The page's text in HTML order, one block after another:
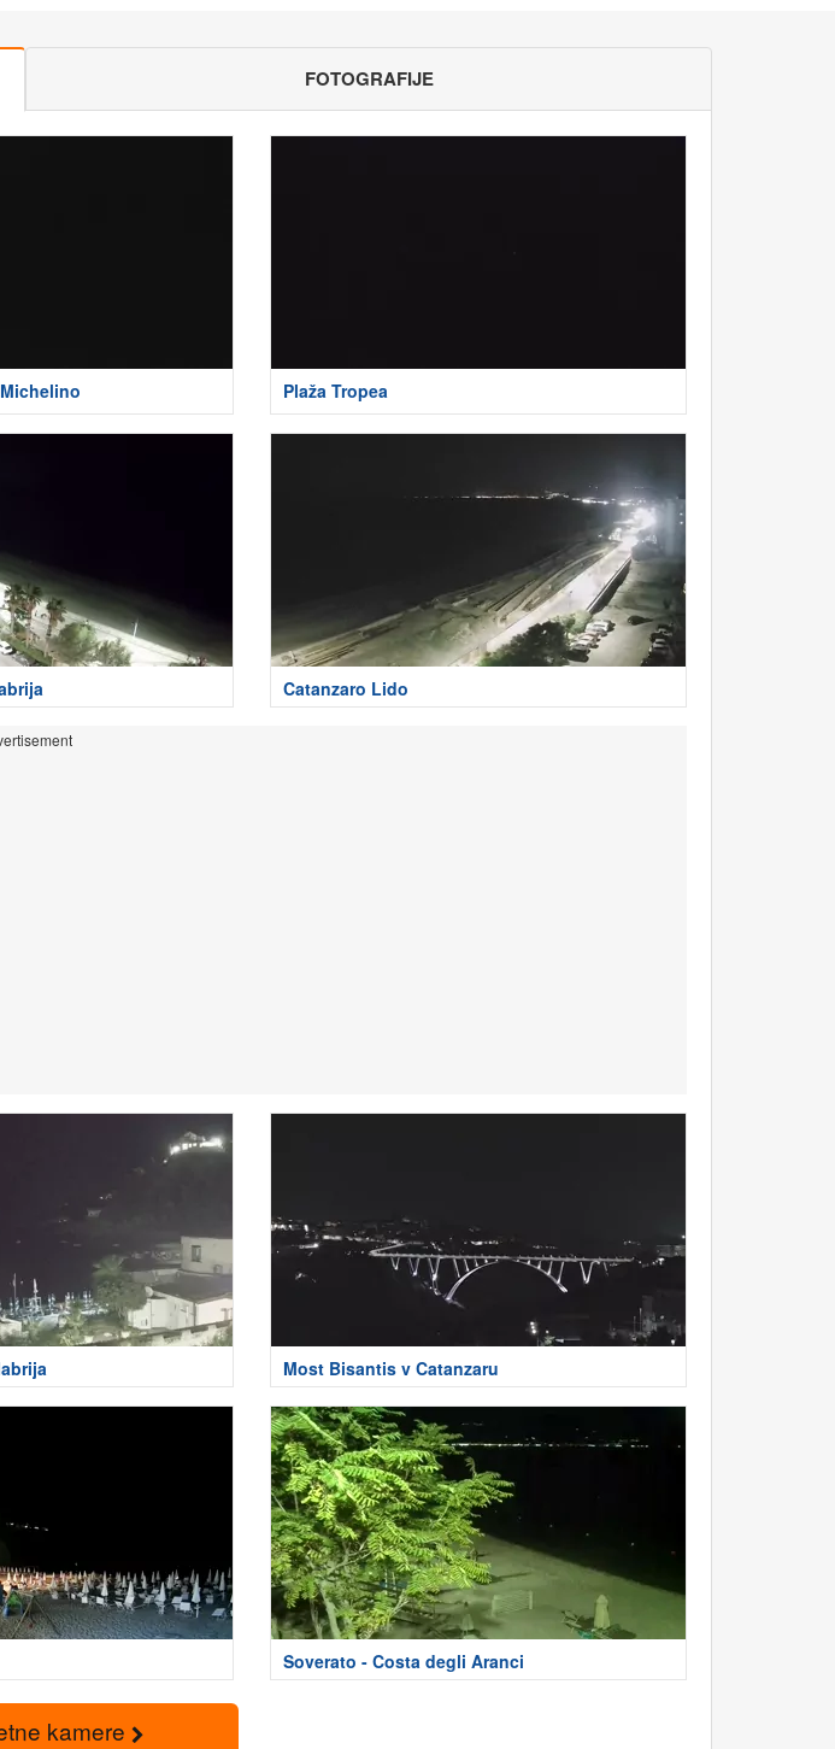
FOTOGRAFIJE
Plaža Tropea
Catanzaro Lido
Most Bisantis v Catanzaru
Soverato - Costa degli Aranci
kamere